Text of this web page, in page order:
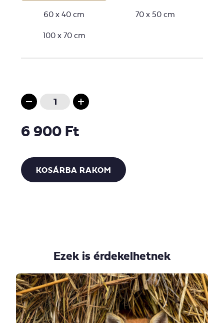
60 x 40 cm
70 x 50 cm
100 x 70 cm
6 900 Ft
KOSÁRBA RAKOM
Ezek is érdekelhetnek